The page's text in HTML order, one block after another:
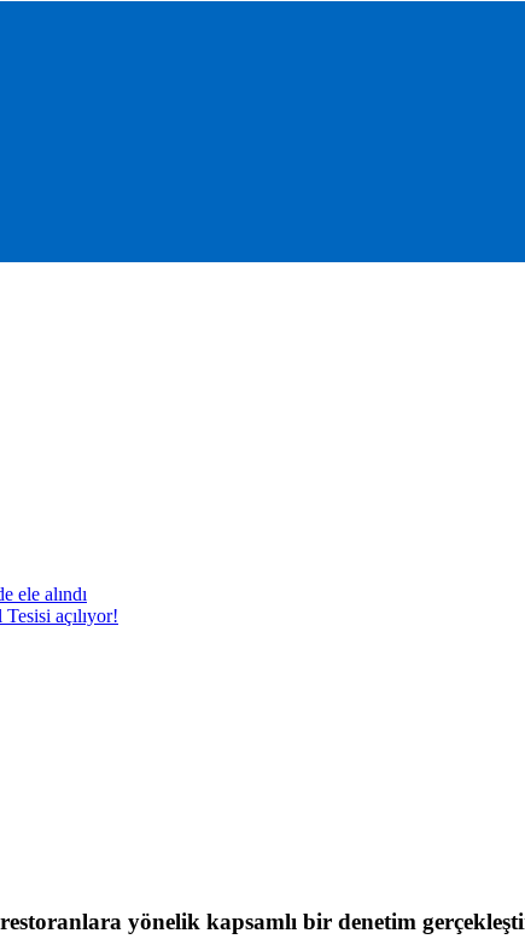
ele alındı
açılıyor!
yönelik kapsamlı bir denetim